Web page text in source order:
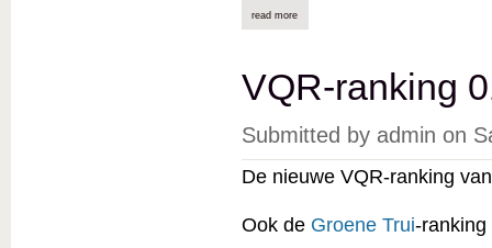
read more
VQR-ranking
Submitted by admin on
De nieuwe VQR-ranking
Ook de Groene Trui-